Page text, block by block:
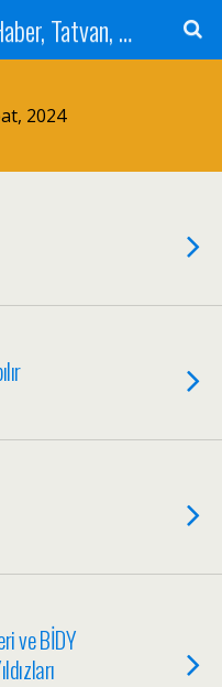
Ajans13.com - Bitlis Haber, Tatvan, Ahlat, Adilcevaz, Mutki, Hizan, Güroymak, Gazete, Ajans, 13, Haber
2024
ve BİDY